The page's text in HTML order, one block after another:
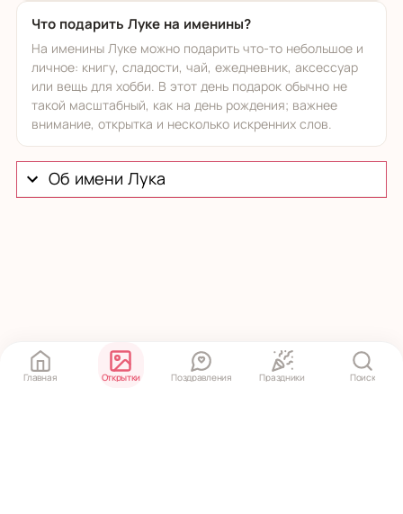
Что подарить Луке на именины?
На именины Луке можно подарить что-то небольшое и
личное: книгу, сладости, чай, ежедневник, аксессуар
или вещь для хобби. В этот день подарок обычно не
такой масштабный, как на день рождения; важнее
внимание, открытка и несколько искренних слов.
Об имени Лука
Главная Открытки Поздравления Праздники Поиск